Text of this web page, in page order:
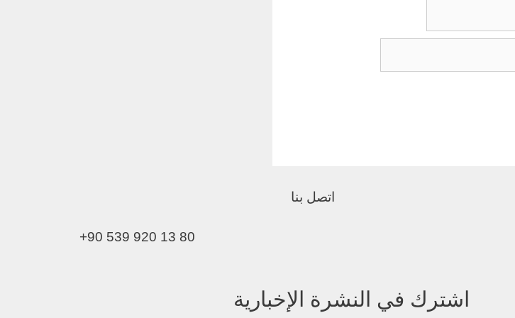
اتصل بنا
+90 539 920 13 80
اشترك في النشرة الإخبارية